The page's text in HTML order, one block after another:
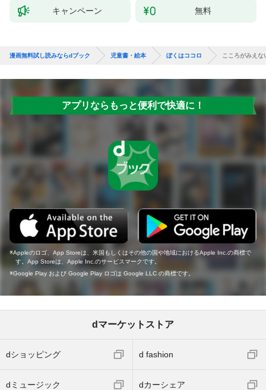
キャンペーン 無料
漫画無料試し読みならdブック 児童書・絵本 ぼくはココロ こころがみえ
アプリならもっと便利で快適に！
Appleのロゴ、App Storeは、米国もしくはその他の国や地域におけるApple Inc.の商標で
す。App Storeは、Apple Inc.のサービスマークです。
Google Play および Google Play ロゴは Google LLC の商標です。
dマーケットストア
dショッピング d fashion
dミュージック dカーシェア